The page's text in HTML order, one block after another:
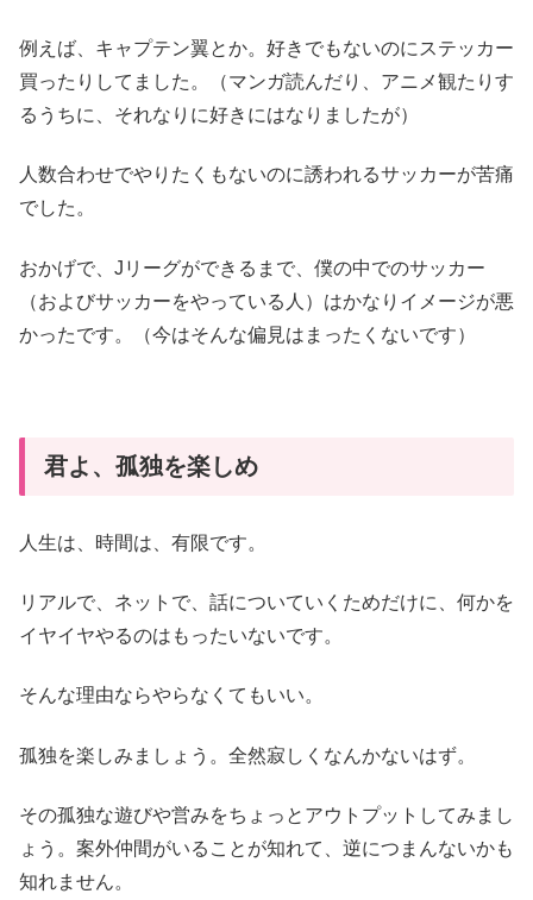
例えば、キャプテン翼とか。好きでもないのにステッカー
買ったりしてました。（マンガ読んだり、アニメ観たりす
るうちに、それなりに好きにはなりましたが）
人数合わせでやりたくもないのに誘われるサッカーが苦痛
でした。
おかげで、Jリーグができるまで、僕の中でのサッカー
（およびサッカーをやっている人）はかなりイメージが悪
かったです。（今はそんな偏見はまったくないです）
君よ、孤独を楽しめ
人生は、時間は、有限です。
リアルで、ネットで、話についていくためだけに、何かを
イヤイヤやるのはもったいないです。
そんな理由ならやらなくてもいい。
孤独を楽しみましょう。全然寂しくなんかないはず。
その孤独な遊びや営みをちょっとアウトプットしてみまし
ょう。案外仲間がいることが知れて、逆につまんないかも
知れません。